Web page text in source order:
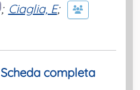
; Ciaglia, E;
Scheda completa